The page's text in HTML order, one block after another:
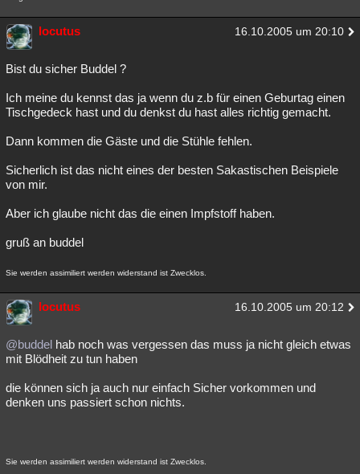
locutus 16.10.2005 um 20:10
Bist du sicher Buddel ?
Ich meine du kennst das ja wenn du z.b für einen Geburtag einen
Tischgedeck hast und du denkst du hast alles richtig gemacht.
Dann kommen die Gäste und die Stühle fehlen.
Sicherlich ist das nicht eines der besten Sakastischen Beispiele
von mir.
Aber ich glaube nicht das die einen Impfstoff haben.
gruß an buddel
Sie werden assimiliert werden widerstand ist Zwecklos.
locutus 16.10.2005 um 20:12
@buddel hab noch was vergessen das muss ja nicht gleich etwas
mit Blödheit zu tun haben
die können sich ja auch nur einfach Sicher vorkommen und
denken uns passiert schon nichts.
Sie werden assimiliert werden widerstand ist Zwecklos.